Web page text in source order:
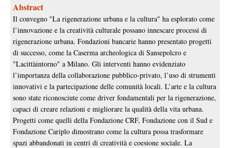
Abstract
Il convegno "La rigenerazione urbana e la cultura" ha esplorato come
l’innovazione e la creatività culturale possano innescare processi di
rigenerazione urbana. Fondazioni bancarie hanno presentato progetti
di successo, come la Caserma archeologica di Sansepolcro e
"Lacittàintorno" a Milano. Gli interventi hanno evidenziato
l’importanza della collaborazione pubblico-privato, l’uso di strumenti
innovativi e la partecipazione delle comunità locali. L’arte e la cultura
sono state riconosciute come driver fondamentali per la rigenerazione,
capaci di creare relazioni e migliorare la qualità della vita urbana.
Progetti come quelli della Fondazione CRF, Fondazione con il Sud e
Fondazione Cariplo dimostrano come la cultura possa trasformare
spazi abbandonati in centri di creatività e coesione sociale. La